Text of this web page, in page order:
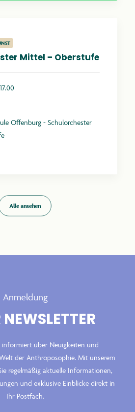
Mittel – Oberstufe
Offenburg - Schulorchester
Alle ansehen
Anmeldung
NEWSLETTER
informiert über Neuigkeiten und
der Anthroposophie. Mit unserem
regelmäßig aktuelle Informationen,
und exklusive Einblicke direkt in
Ihr Postfach.